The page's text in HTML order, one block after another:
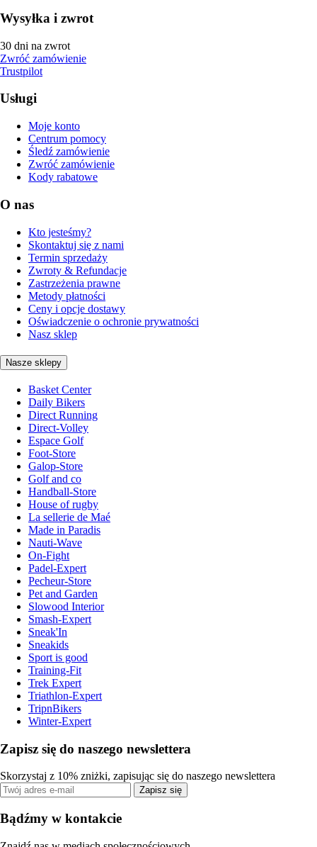
Wysyłka i zwrot
30 dni na zwrot
Zwróć zamówienie
Trustpilot
Usługi
Moje konto
Centrum pomocy
Śledź zamówienie
Zwróć zamówienie
Kody rabatowe
O nas
Kto jesteśmy?
Skontaktuj się z nami
Termin sprzedaży
Zwroty & Refundacje
Zastrzeżenia prawne
Metody płatności
Ceny i opcje dostawy
Oświadczenie o ochronie prywatności
Nasz sklep
Nasze sklepy
Basket Center
Daily Bikers
Direct Running
Direct-Volley
Espace Golf
Foot-Store
Galop-Store
Golf and co
Handball-Store
House of rugby
La sellerie de Maé
Made in Paradis
Nauti-Wave
On-Fight
Padel-Expert
Pecheur-Store
Pet and Garden
Slowood Interior
Smash-Expert
Sneak'In
Sneakids
Sport is good
Training-Fit
Trek Expert
Triathlon-Expert
TripnBikers
Winter-Expert
Zapisz się do naszego newslettera
Skorzystaj z 10% zniżki, zapisując się do naszego newslettera
Zapisz się
Bądźmy w kontakcie